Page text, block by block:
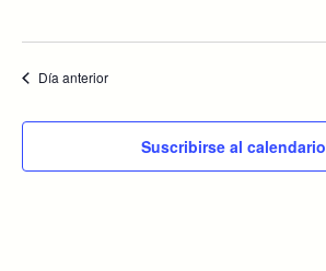
Día anterior
Suscribirse al calendario